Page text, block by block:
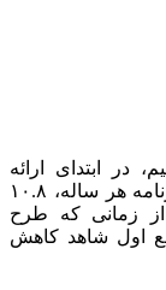
در ابتدای ارائه
بودجه سال ۱۴۰۵، قرار براین بود تا مطابق برنامه هر ساله، ۱۰.۸
از زمانی که طرح
اول شاهد کاهش